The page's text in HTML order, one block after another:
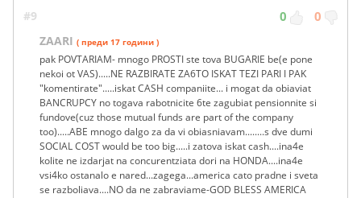
#9 0 0
ZAARI ( преди 17 години )
pak POVTARIAM- mnogo PROSTI ste tova BUGARIE be(e pone
nekoi ot VAS).....NE RAZBIRATE ZA6TO ISKAT TEZI PARI I PAK
"komentirate".....iskat CASH companiite... i mogat da obiaviat
BANCRUPCY no togava rabotnicite 6te zagubiat pensionnite si
fundove(cuz those mutual funds are part of the company
too).....ABE mnogo dalgo za da vi obiasniavam........s dve dumi
SOCIAL COST would be too big.....i zatova iskat cash....ina4e
kolite ne izdarjat na concurentziata dori na HONDA....ina4e
vsi4ko ostanalo e nared...zagega...america cato pradne i sveta
se razboliava....NO da ne zabraviame-GOD BLESS AMERICA